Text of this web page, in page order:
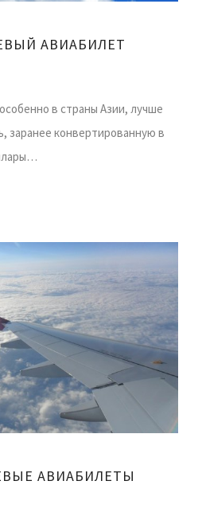
АВИАБИЛЕТ
в страны Азии, лучше
заранее конвертированную в
АВИАБИЛЕТЫ